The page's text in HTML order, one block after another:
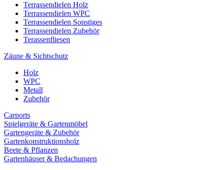
Terrassendielen Holz
Terrassendielen WPC
Terrassendielen Sonstiges
Terrassendielen Zubehör
Terassenfliesen
Zäune & Sichtschutz
Holz
WPC
Metall
Zubehör
Carports
Spielgeräte & Gartenmöbel
Gartengeräte & Zubehör
Gartenkonstruktionsholz
Beete & Pflanzen
Gartenhäuser & Bedachungen